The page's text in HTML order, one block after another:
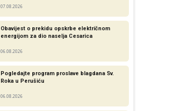
07.08.2026
Obavijest o prekidu opskrbe električnom
energijom za dio naselja Cesarica
06.08.2026
Pogledajte program proslave blagdana Sv.
Roka u Perušiću
06.08.2026